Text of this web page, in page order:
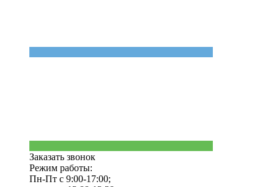
Заказать звонок
Режим работы:
Пн-Пт с 9:00-17:00;